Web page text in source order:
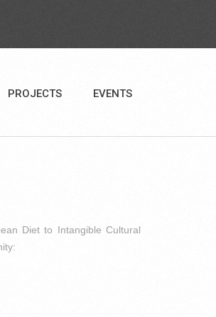
PROJECTS EVENTS
Diet to Intangible Cultural